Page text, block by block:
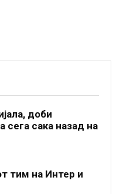
доби
сака назад на
тим на Интер и